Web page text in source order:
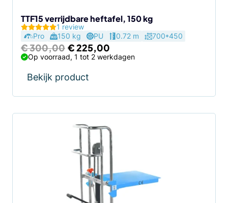
TTF15 verrijdbare heftafel, 150 kg
1 review
Pro
150 kg PU 0.72 m 700*450
€300,00 Oorspronkelijke
prijs
was:
€ 300,00.
€225,00
prijs
Op voorraad, 1 tot 2 werkdagen
Bekijk product